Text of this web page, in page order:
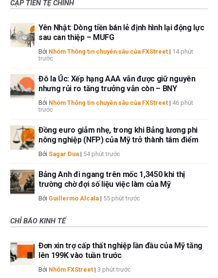
CẶP TIỀN TỆ CHÍNH
Yên Nhật: Dòng tiền bán lẻ định hình lại động lực
sau can thiệp – MUFG
Bởi Nhóm Thông tin chuyên sâu của FXStreet | 14 phút
trước
Đô la Úc: Xếp hạng AAA vẫn được giữ nguyên
nhưng rủi ro tăng trưởng vẫn còn – BNY
Bởi Nhóm Thông tin chuyên sâu của FXStreet | 46 phút
trước
Đồng euro giảm nhẹ, trong khi Bảng lương phi
nông nghiệp (NFP) của Mỹ trở thành tâm điểm
Bởi Sagar Dua | 54 phút trước
Bảng Anh đi ngang trên mốc 1,3450 khi thị
trường chờ đợi số liệu việc làm của Mỹ
Bởi Guillermo Alcala | 55 phút trước
CHỈ BÁO KINH TẾ
Đơn xin trợ cấp thất nghiệp lần đầu của Mỹ tăng
lên 199K vào tuần trước
Bởi Nhóm FXStreet | 3 phút trước